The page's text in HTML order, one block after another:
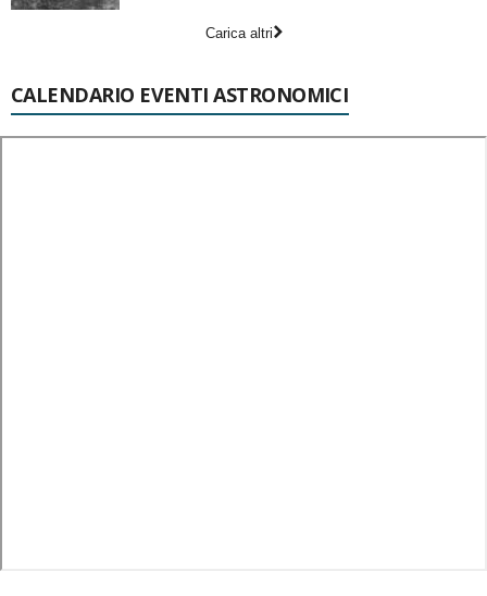
Carica altri
CALENDARIO EVENTI ASTRONOMICI